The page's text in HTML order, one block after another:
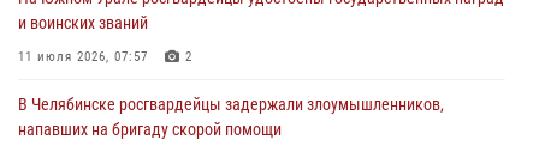
В Челябинской области росгвардейцами по горячим следам
задержан подозреваемый в грабеже
и воинских званий
11 июля 2026, 07:57 2
В Челябинске росгвардейцы задержали злоумышленников,
напавших на бригаду скорой помощи